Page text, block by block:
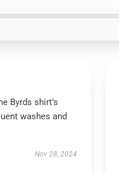
Byrds shirt’s
washes and
Nov 28, 2024